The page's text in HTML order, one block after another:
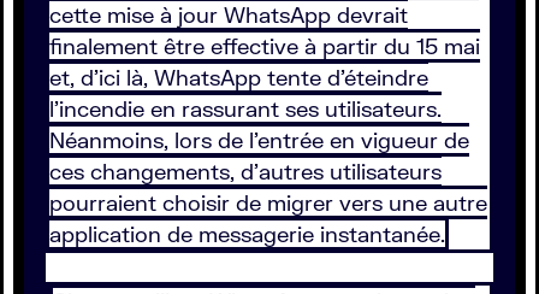
cette mise à jour WhatsApp devrait
finalement être effective à partir du 15 mai
et, d’ici là, WhatsApp tente d’éteindre
l’incendie en rassurant ses utilisateurs.
Néanmoins, lors de l’entrée en vigueur de
ces changements, d’autres utilisateurs
pourraient choisir de migrer vers une autre
application de messagerie instantanée.